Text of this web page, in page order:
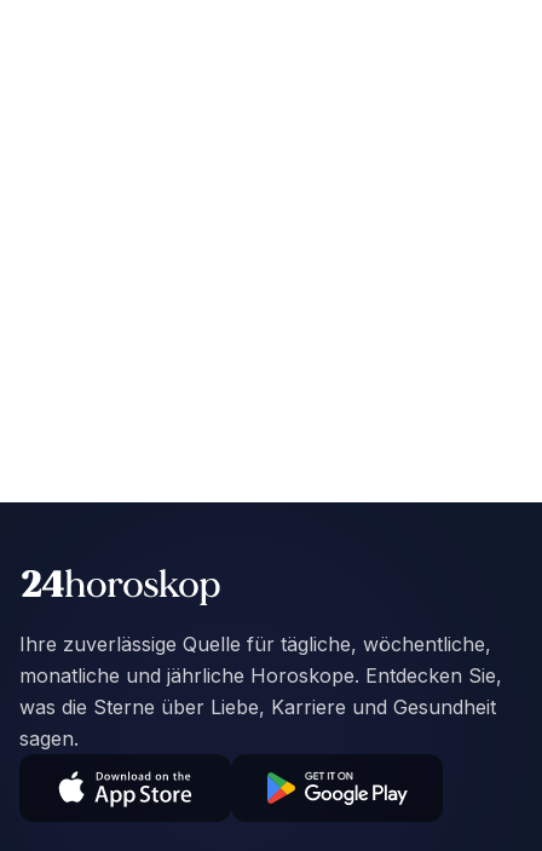
Ihre zuverlässige Quelle für tägliche, wöchentliche,
monatliche und jährliche Horoskope. Entdecken Sie,
was die Sterne über Liebe, Karriere und Gesundheit
sagen.